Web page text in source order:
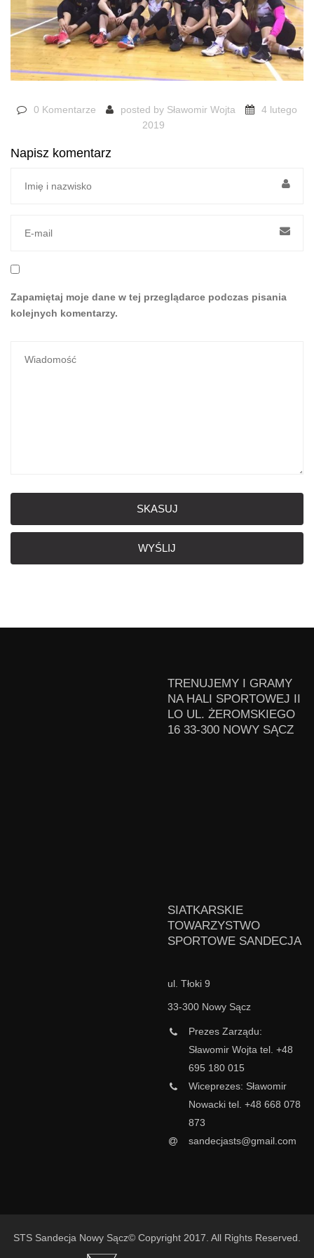
0 Komentarze posted by Sławomir Wojta
4 lutego
2019
Napisz komentarz
Zapamiętaj moje dane w tej przeglądarce podczas pisania
kolejnych komentarzy.
SKASUJ
WYŚLIJ
TRENUJEMY I GRAMY
NA HALI SPORTOWEJ II
LO UL. ŻEROMSKIEGO
16 33-300 NOWY SĄCZ
SIATKARSKIE
TOWARZYSTWO
SPORTOWE SANDECJA
ul. Tłoki 9
33-300 Nowy Sącz
Prezes Zarządu:
Sławomir Wojta tel. +48
695 180 015
Wiceprezes: Sławomir
Nowacki tel. +48 668 078
873
sandecjasts@gmail.com
STS Sandecja Nowy Sącz© Copyright 2017. All Rights Reserved.